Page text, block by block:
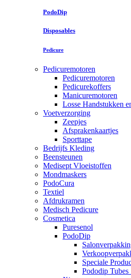
PodoDip
Disposables
Pedicure
Pedicuremotoren
Pedicuremotoren
Pedicurekoffers
Manicuremotoren
Losse Handstukken
Voetverzorging
Zeepjes
Afsprakenkaartjes
Sporttape
Bedrijfs Kleding
Beensteunen
Medisept Vloeistoffen
Mondmaskers
PodoCura
Textiel
Afdrukramen
Medisch Pedicure
Cosmetica
Puresenol
PodoDip
Speciale
Pododip Tubes